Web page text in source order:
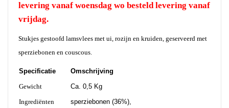
levering vanaf woensdag wo besteld levering vanaf
vrijdag.
Stukjes gestoofd lamsvlees met ui, rozijn en kruiden, geserveerd met
sperziebonen en couscous.
Specificatie
Omschrijving
Gewicht
Ca. 0,5 Kg
Ingrediënten
sperziebonen (36%),